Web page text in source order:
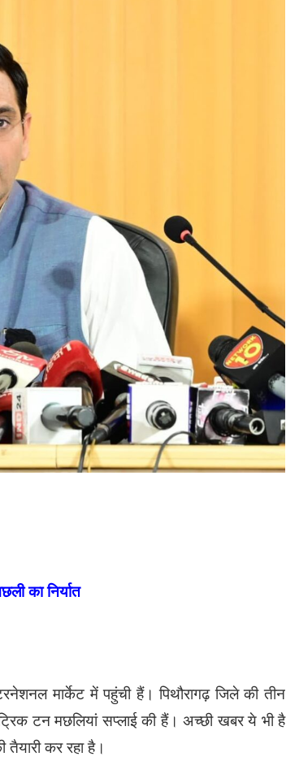
का निर्यात
मार्केट में पहुंची हैं। पिथौरागढ़ जिले की तीन
टन मछलियां सप्लाई की हैं। अच्छी खबर ये भी है
कर रहा है।